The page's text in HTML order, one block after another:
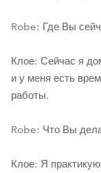
Robe: Где Вы
Клое: Сейчас я
и у меня есть
работы.
Robe: Что Вы
Клое: Я